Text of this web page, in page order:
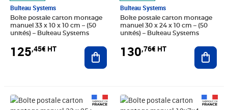
Bulteau Systems
Boîte postale carton montage
manuel 33 x 10 x 10 cm – (50
unités) – Bulteau Systems
125,45€ HT Ajouter au panier
Bulteau Systems
Boîte postale carton montage
manuel 30 x 24 x 10 cm – (50
unités) – Bulteau Systems
130,76€ HT
Prix 132,26€ HT Prix 111,77€ HT